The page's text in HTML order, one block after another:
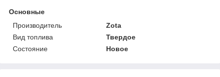
Основные
Производитель
Zota
Вид топлива
Твердое
Состояние
Новое